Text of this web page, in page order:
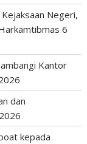
Negeri,
6
Kantor
dan
kepada